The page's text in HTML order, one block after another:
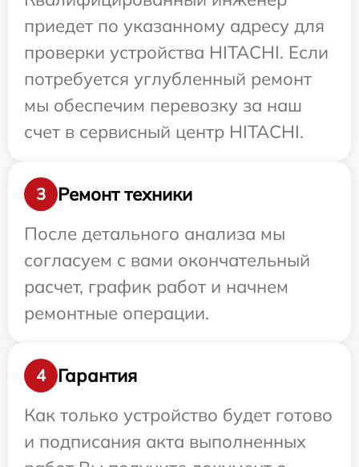
приедет по указанному адресу для
проверки устройства HITACHI. Если
потребуется углубленный ремонт
мы обеспечим перевозку за наш
счет в сервисный центр HITACHI.
3
Ремонт техники
После детального анализа мы
согласуем с вами окончательный
расчет, график работ и начнем
ремонтные операции.
4
Гарантия
Как только устройство будет готово
и подписания акта выполненных